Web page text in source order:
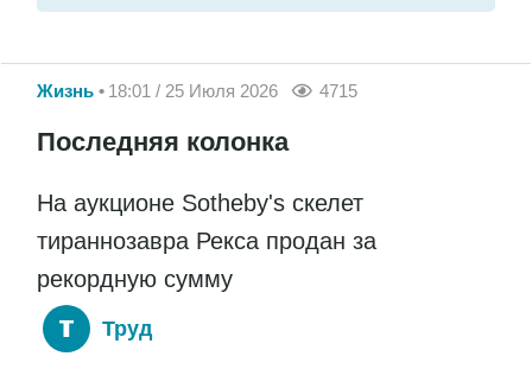
Жизнь 18:01 / 25 Июля 2026 4715
Последняя колонка
На аукционе Sotheby's скелет
тираннозавра Рекса продан за
рекордную сумму
Труд